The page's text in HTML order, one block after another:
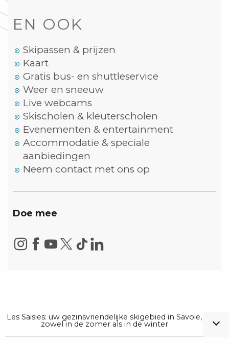
EN OOK
Skipassen & prijzen
Kaart
Gratis bus- en shuttleservice
Weer en sneeuw
Live webcams
Skischolen & kleuterscholen
Evenementen & entertainment
Accommodatie & speciale
aanbiedingen
Neem contact met ons op
Doe mee
Les Saisies: uw gezinsvriendelijke skigebied in Savoie,
zowel in de zomer als in de winter